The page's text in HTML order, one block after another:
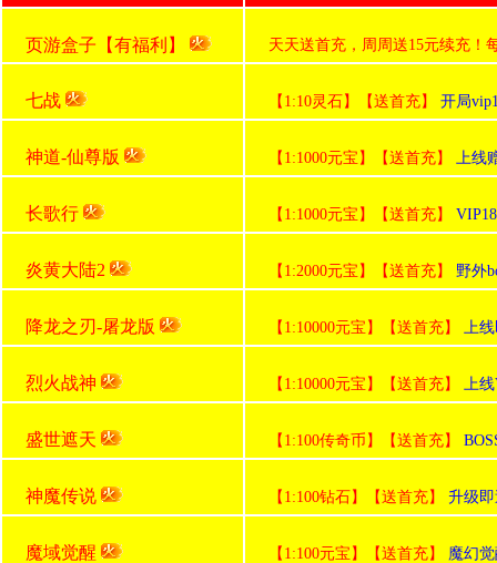
页游盒子【有福利】 天天送首充，周周送15元续充！
七战 【1:10灵石】【送首充】 开局
神道-仙尊版 【1:1000元宝】【送首充】 上线
长歌行 【1:1000元宝】【送首充】
炎黄大陆2 【1:2000元宝】【送首充】 野外
降龙之刃-屠龙版 【1:10000元宝】【送首充】 上
烈火战神 【1:10000元宝】【送首充】 上
盛世遮天 【1:100传奇币】【送首充】
神魔传说 【1:100钻石】【送首充】 升级
魔域觉醒 【1:100元宝】【送首充】 魔幻